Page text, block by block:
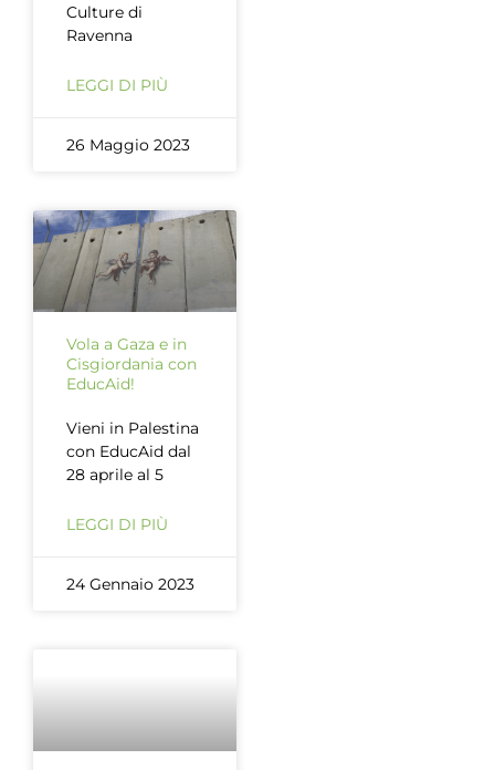
Culture di
Ravenna
LEGGI DI PIÙ
26 Maggio 2023
Vola a Gaza e in
Cisgiordania con
EducAid!
Vieni in Palestina
con EducAid dal
28 aprile al 5
LEGGI DI PIÙ
24 Gennaio 2023